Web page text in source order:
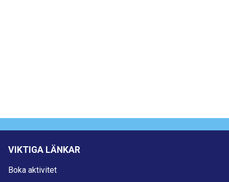
VIKTIGA LÄNKAR
Boka aktivitet